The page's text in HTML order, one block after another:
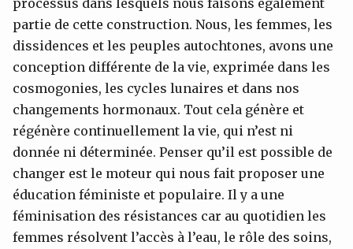
partie de cette construction. Nous, les femmes, les
dissidences et les peuples autochtones, avons une
conception différente de la vie, exprimée dans les
cosmogonies, les cycles lunaires et dans nos
changements hormonaux. Tout cela génère et
régénère continuellement la vie, qui n’est ni
donnée ni déterminée. Penser qu’il est possible de
changer est le moteur qui nous fait proposer une
éducation féministe et populaire. Il y a une
féminisation des résistances car au quotidien les
femmes résolvent l’accès à l’eau, le rôle des soins,